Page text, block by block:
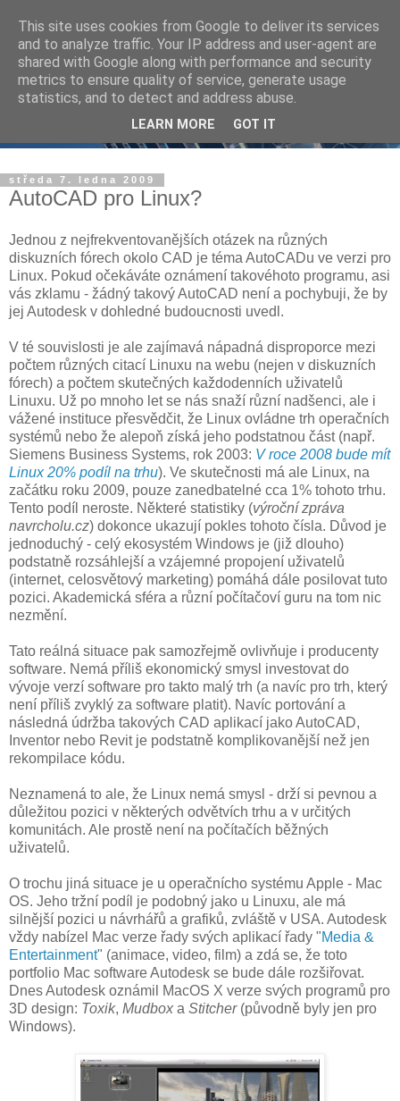
středa 7. ledna 2009
AutoCAD pro Linux?
Jednou z nejfrekventovanějších otázek na různých
diskuzních fórech okolo CAD je téma AutoCADu ve verzi pro
Linux. Pokud očekáváte oznámení takovéhoto programu, asi
vás zklamu - žádný takový AutoCAD není a pochybuji, že by
jej Autodesk v dohledné budoucnosti uvedl.
V té souvislosti je ale zajímavá nápadná disproporce mezi
počtem různých citací Linuxu na webu (nejen v diskuzních
fórech) a počtem skutečných každodenních uživatelů
Linuxu. Už po mnoho let se nás snaží různí nadšenci, ale i
vážené instituce přesvědčit, že Linux ovládne trh operačních
systémů nebo že alepoň získá jeho podstatnou část (např.
Siemens Business Systems, rok 2003: V roce 2008 bude mít
Linux 20% podíl na trhu). Ve skutečnosti má ale Linux, na
začátku roku 2009, pouze zanedbatelné cca 1% tohoto trhu.
Tento podíl neroste. Některé statistiky (výroční zpráva
navrcholu.cz) dokonce ukazují pokles tohoto čísla. Důvod je
jednoduchý - celý ekosystém Windows je (již dlouho)
podstatně rozsáhlejší a vzájemné propojení uživatelů
(internet, celosvětový marketing) pomáhá dále posilovat tuto
pozici. Akademická sféra a různí počítačoví guru na tom nic
nezmění.
Tato reálná situace pak samozřejmě ovlivňuje i producenty
software. Nemá příliš ekonomický smysl investovat do
vývoje verzí software pro takto malý trh (a navíc pro trh, který
není příliš zvyklý za software platit). Navíc portování a
následná údržba takových CAD aplikací jako AutoCAD,
Inventor nebo Revit je podstatně komplikovanější než jen
rekompilace kódu.
Neznamená to ale, že Linux nemá smysl - drží si pevnou a
důležitou pozici v některých odvětvích trhu a v určitých
komunitách. Ale prostě není na počítačích běžných
uživatelů.
O trochu jiná situace je u operačnícho systému Apple - Mac
OS. Jeho tržní podíl je podobný jako u Linuxu, ale má
silnější pozici u návrhářů a grafiků, zvláště v USA. Autodesk
vždy nabízel Mac verze řady svých aplikací řady "Media &
Entertainment" (animace, video, film) a zdá se, že toto
portfolio Mac software Autodesk se bude dále rozšiřovat.
Dnes Autodesk oznámil MacOS X verze svých programů pro
3D design: Toxik, Mudbox a Stitcher(původně byly jen pro
Windows).
This site uses cookies from Google to deliver its services
and to analyze traffic. Your IP address and user-agent are
shared with Google along with performance and security
metrics to ensure quality of service, generate usage
statistics, and to detect and address abuse.
LEARN MORE GOT IT